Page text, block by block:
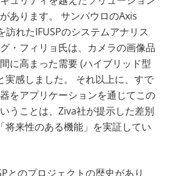
あります。 サンパウロのAxis
れたIFUSPのシステムアナリス
・フィリョ氏は、カメラの画像品
に高まった需要 (ハイブリッド型
実感しました。 それ以上に、すで
をアプリケーションを通じてこの
うことは、Ziva社が提示した差別
将来性のある機能」を実証してい
とのプロジェクトの歴史があり、